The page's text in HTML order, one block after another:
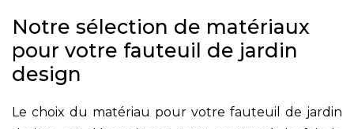
Notre sélection de matériaux
pour votre fauteuil de jardin
design
Le choix du matériau pour votre fauteuil de jardin